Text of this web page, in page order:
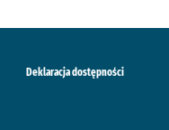
Deklaracja dostępności